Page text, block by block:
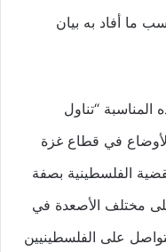
ما أفاد به بيان
المناسبة “تناول
في قطاع غزة
الفلسطينية بصفة
مختلف الأصعدة في
على الفلسطينيين